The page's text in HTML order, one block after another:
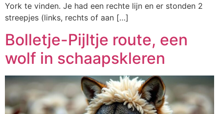
York te vinden. Je had een rechte lijn en er stonden 2
streepjes (links, rechts of aan […]
Bolletje-Pijltje route, een
wolf in schaapskleren